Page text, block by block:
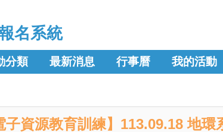
名系統
分類 最新消息 行事曆 我的活動
子資源教育訓練】113.09.18 地環